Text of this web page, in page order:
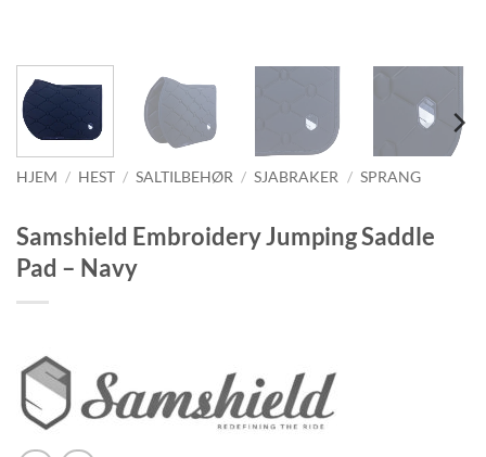
HJEM / HEST / SALTILBEHØR / SJABRAKER / SPRANG
Samshield Embroidery Jumping Saddle
Pad – Navy